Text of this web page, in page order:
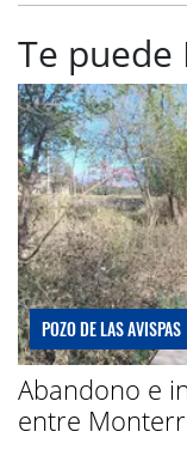
Te
POZO DE LAS AVISPAS
Abandono e
entre